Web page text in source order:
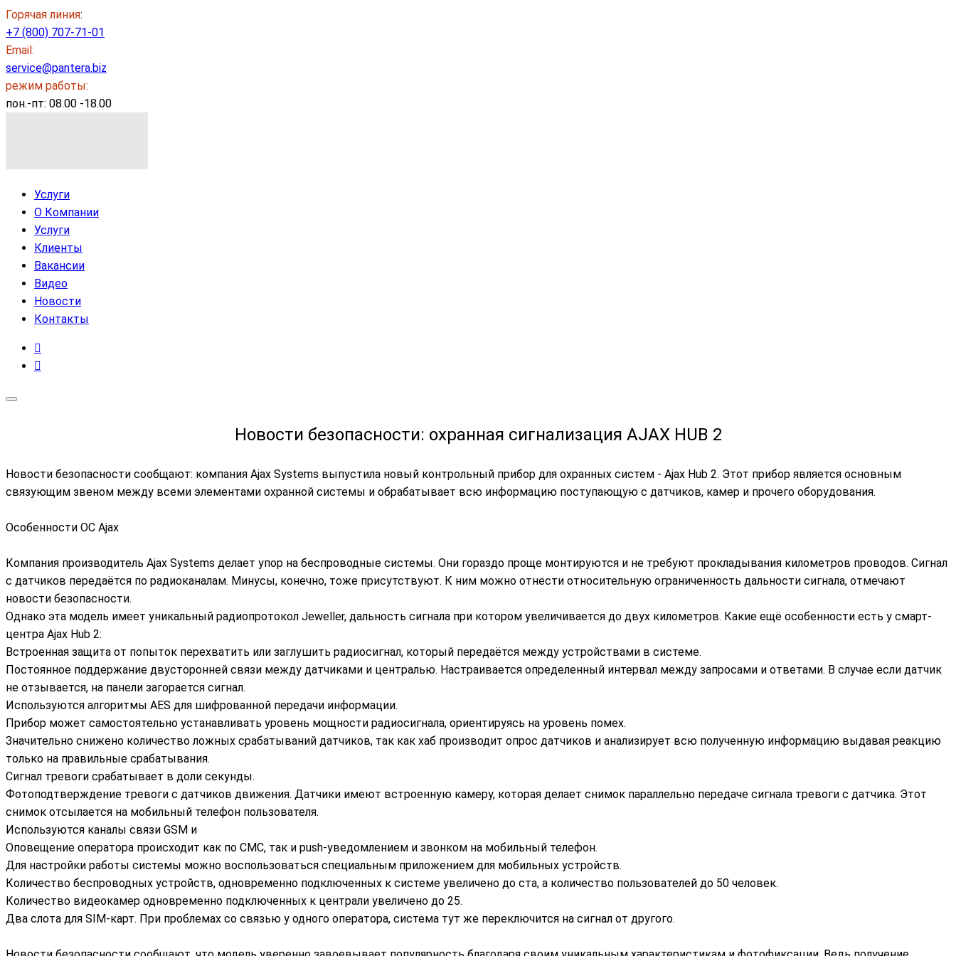
Горячая линия:
+7 (800) 707-71-01
Email:
service@pantera.biz
режим работы:
пон.-пт: 08.00 -18.00
Услуги
О Компании
Услуги
Клиенты
Вакансии
Видео
Новости
Контакты
Новости безопасности: охранная сигнализация AJAX HUB 2
Новости безопасности сообщают: компания Ajax Systems выпустила новый контрольный прибор для охранных систем - Ajax Hub 2. Этот прибор является основным
связующим звеном между всеми элементами охранной системы и обрабатывает всю информацию поступающую с датчиков, камер и прочего оборудования.
Особенности ОС Ajax
Компания производитель Ajax Systems делает упор на беспроводные системы. Они гораздо проще монтируются и не требуют прокладывания километров проводов. Сигнал
с датчиков передаётся по радиоканалам. Минусы, конечно, тоже присутствуют. К ним можно отнести относительную ограниченность дальности сигнала, отмечают
новости безопасности.
Однако эта модель имеет уникальный радиопротокол Jeweller, дальность сигнала при котором увеличивается до двух километров. Какие ещё особенности есть у смарт-
центра Ajax Hub 2:
Встроенная защита от попыток перехватить или заглушить радиосигнал, который передаётся между устройствами в системе.
Постоянное поддержание двусторонней связи между датчиками и централью. Настраивается определенный интервал между запросами и ответами. В случае если датчик
не отзывается, на панели загорается сигнал.
Используются алгоритмы AES для шифрованной передачи информации.
Прибор может самостоятельно устанавливать уровень мощности радиосигнала, ориентируясь на уровень помех.
Значительно снижено количество ложных срабатываний датчиков, так как хаб производит опрос датчиков и анализирует всю полученную информацию выдавая реакцию
только на правильные срабатывания.
Сигнал тревоги срабатывает в доли секунды.
Фотоподтверждение тревоги с датчиков движения. Датчики имеют встроенную камеру, которая делает снимок параллельно передаче сигнала тревоги с датчика. Этот
снимок отсылается на мобильный телефон пользователя.
Используются каналы связи GSM и
Оповещение оператора происходит как по СМС, так и push-уведомлением и звонком на мобильный телефон.
Для настройки работы системы можно воспользоваться специальным приложением для мобильных устройств.
Количество беспроводных устройств, одновременно подключенных к системе увеличено до ста, а количество пользователей до 50 человек.
Количество видеокамер одновременно подключенных к централи увеличено до 25.
Два слота для SIM-карт. При проблемах со связью у одного оператора, система тут же переключится на сигнал от другого.